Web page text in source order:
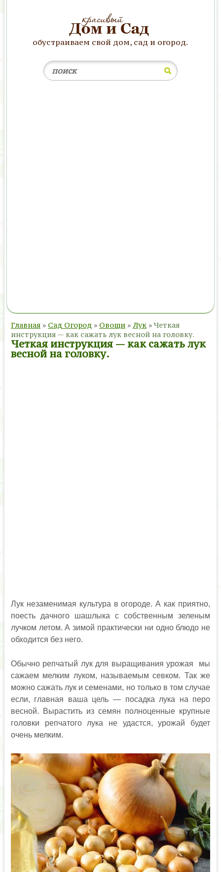
обустраиваем свой дом, сад и огород.
Главная » Сад Огород » Овощи » Лук »Четкая
инструкция — как сажать лук весной на головку.
Четкая инструкция — как сажать лук
весной на головку.
Лук незаменимая культура в огороде. А как приятно,
поесть дачного шашлыка с собственным зеленым
лучком летом. А зимой практически ни одно блюдо не
обходится без него.
Обычно репчатый лук для выращивания урожая мы
сажаем мелким луком, называемым севком. Так же
можно сажать лук и семенами, но только в том случае
если, главная ваша цель — посадка лука на перо
весной. Вырастить из семян полноценные крупные
головки репчатого лука не удастся, урожай будет
очень мелким.